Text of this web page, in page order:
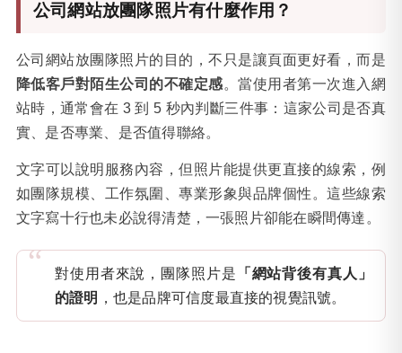
公司網站放團隊照片有什麼作用？
公司網站放團隊照片的目的，不只是讓頁面更好看，而是
降低客戶對陌生公司的不確定感。當使用者第一次進入網
站時，通常會在 3 到 5 秒內判斷三件事：這家公司是否真
實、是否專業、是否值得聯絡。
文字可以說明服務內容，但照片能提供更直接的線索，例
如團隊規模、工作氛圍、專業形象與品牌個性。這些線索
文字寫十行也未必說得清楚，一張照片卻能在瞬間傳達。
對使用者來說，團隊照片是 「網站背後有真人」
的證明 ，也是品牌可信度最直接的視覺訊號。